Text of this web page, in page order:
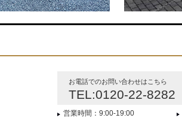
お電話でのお問い合わせはこちら
TEL:0120-22-8282
営業時間：9:00-19:00